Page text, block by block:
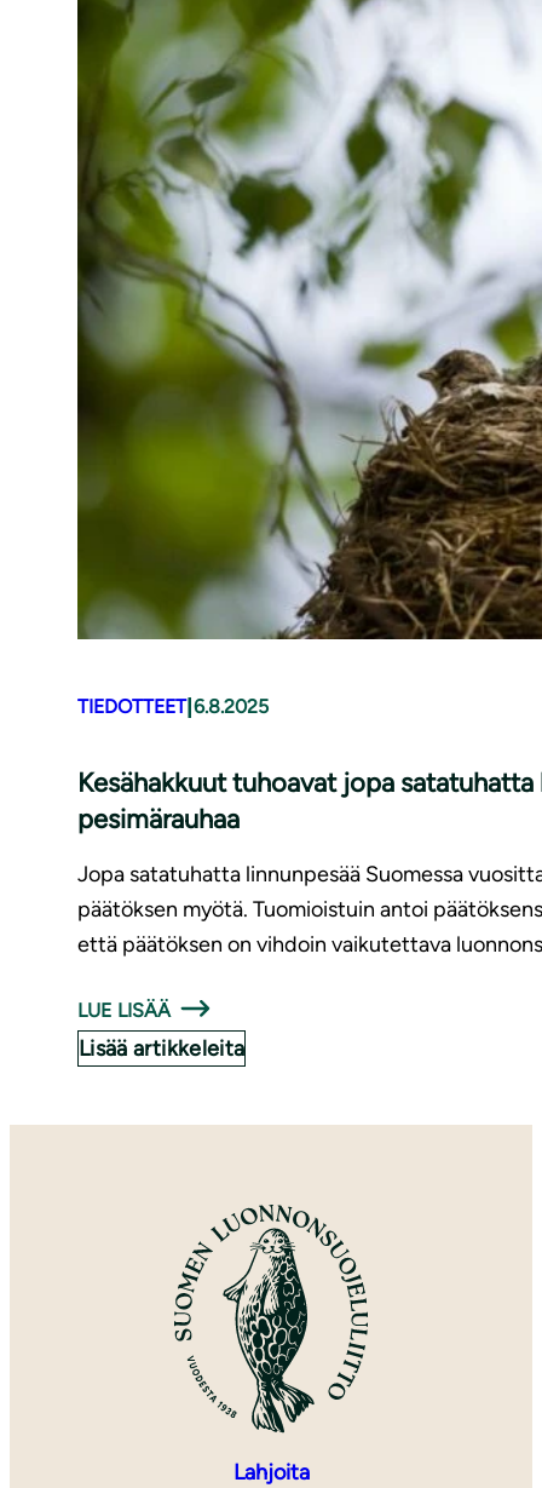
TIEDOTTEET| 6.8.2025
Kesähakkuut tuhoavat jopa
pesimärauhaa
Jopa satatuhatta linnunpesää Suomessa
päätöksen myötä. Tuomioistuin antoi
että päätöksen on vihdoin vaikutettava
LUE LISÄÄ
Lisää artikkeleita
Lahjoita